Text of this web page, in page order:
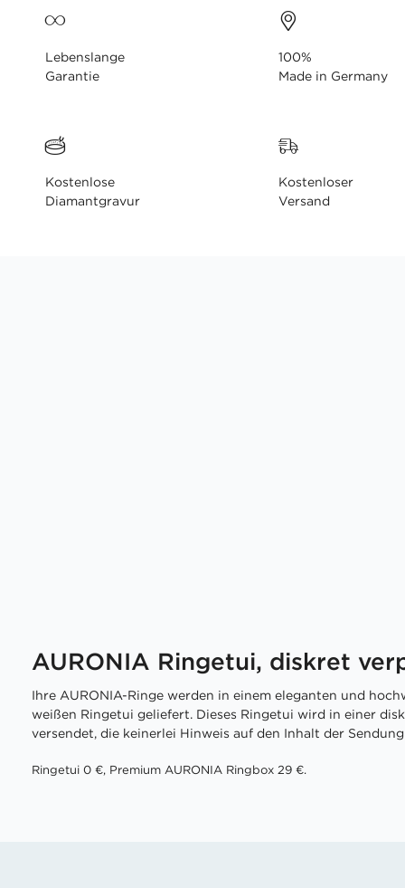
Lebenslange
Garantie
100%
Made in Germany
Kostenlose
Diamantgravur
Kostenloser
Versand
AURONIA Ringetui, diskret
Ihre AURONIA-Ringe werden in einem eleganten und
weißen Ringetui geliefert. Dieses Ringetui wird in einer
versendet, die keinerlei Hinweis auf den Inhalt der
Ringetui 0 €, Premium AURONIA Ringbox 29 €.